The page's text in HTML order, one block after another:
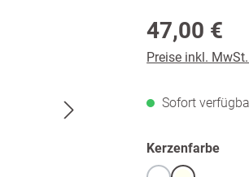
Regulärer Preis:
47,00 €
Preise inkl.
Sofort
Kerzenfarbe